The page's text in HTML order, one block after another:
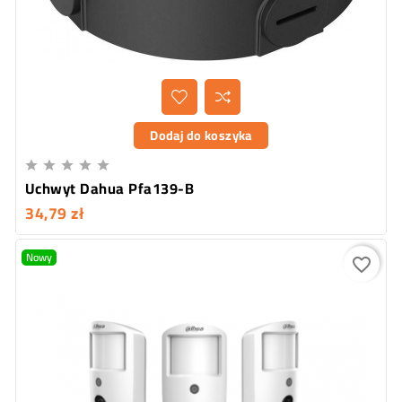
Dodaj do koszyka
    
Uchwyt Dahua Pfa139-B
34,79 zł
Nowy favorite_border